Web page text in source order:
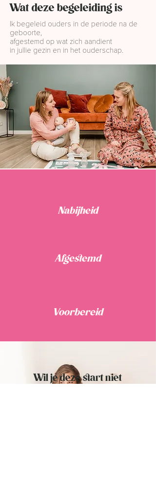
Wat deze begeleiding is
Ik begeleid ouders in de periode na de
geboorte,
afgestemd op wat zich aandient
in jullie gezin en in het ouderschap.
Nabijheid
Afgestemd
Voorbereid
Wil je deze start niet